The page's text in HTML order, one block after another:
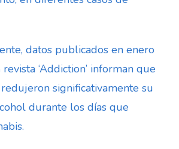
datos publicados en enero
‘Addiction’ informan que
significativamente su
durante los días que